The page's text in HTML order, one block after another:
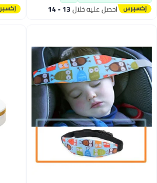
احصل عليه خلال 13 - 14